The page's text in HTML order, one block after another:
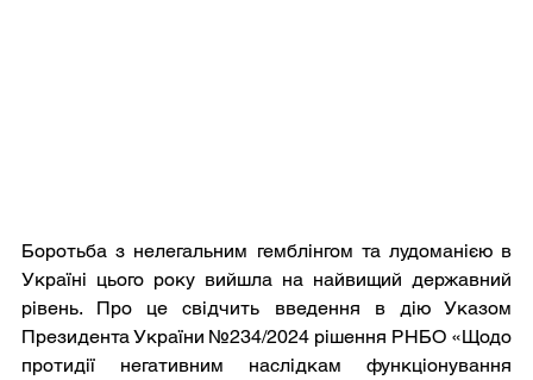
Боротьба з нелегальним гемблінгом та лудоманією в
Україні цього року вийшла на найвищий державний
рівень. Про це свідчить введення в дію Указом
Президента України №234/2024 рішення РНБО «Щодо
протидії негативним наслідкам функціонування